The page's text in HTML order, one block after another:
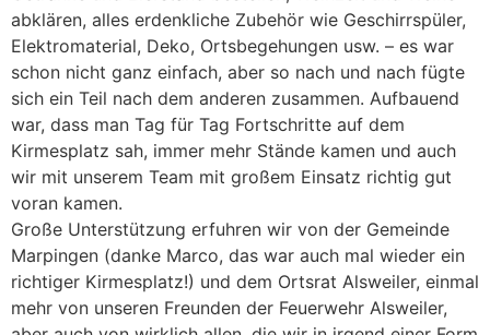
abklären, alles erdenkliche Zubehör wie Geschirrspüler,
Elektromaterial, Deko, Ortsbegehungen usw. – es war
schon nicht ganz einfach, aber so nach und nach fügte
sich ein Teil nach dem anderen zusammen. Aufbauend
war, dass man Tag für Tag Fortschritte auf dem
Kirmesplatz sah, immer mehr Stände kamen und auch
wir mit unserem Team mit großem Einsatz richtig gut
voran kamen.
Große Unterstützung erfuhren wir von der Gemeinde
Marpingen (danke Marco, das war auch mal wieder ein
richtiger Kirmesplatz!) und dem Ortsrat Alsweiler, einmal
mehr von unseren Freunden der Feuerwehr Alsweiler,